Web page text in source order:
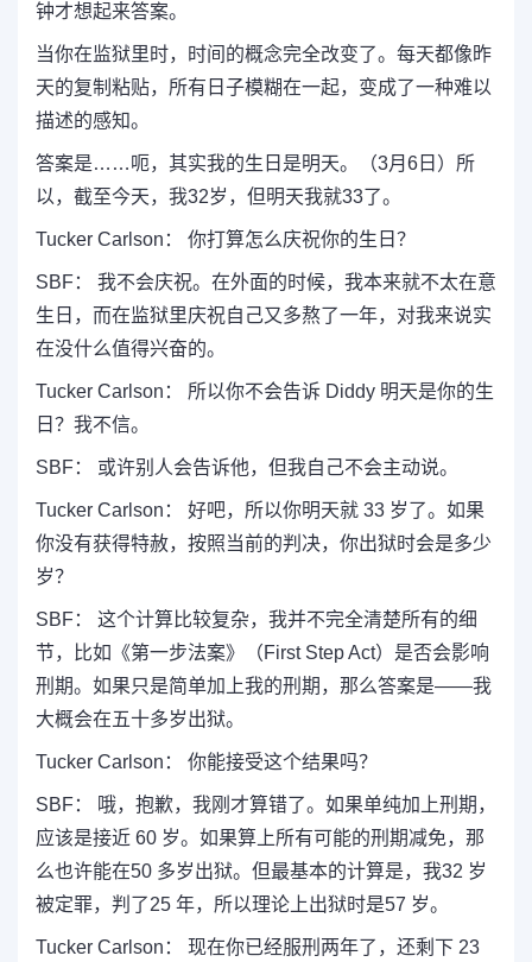
钟才想起来答案。
当你在监狱里时，时间的概念完全改变了。每天都像昨
天的复制粘贴，所有日子模糊在一起，变成了一种难以
描述的感知。
答案是……呃，其实我的生日是明天。（3月6日）所
以，截至今天，我32岁，但明天我就33了。
Tucker Carlson： 你打算怎么庆祝你的生日？
SBF： 我不会庆祝。在外面的时候，我本来就不太在意
生日，而在监狱里庆祝自己又多熬了一年，对我来说实
在没什么值得兴奋的。
Tucker Carlson： 所以你不会告诉 Diddy 明天是你的生
日？我不信。
SBF： 或许别人会告诉他，但我自己不会主动说。
Tucker Carlson： 好吧，所以你明天就 33 岁了。如果
你没有获得特赦，按照当前的判决，你出狱时会是多少
岁？
SBF： 这个计算比较复杂，我并不完全清楚所有的细
节，比如《第一步法案》（First Step Act）是否会影响
刑期。如果只是简单加上我的刑期，那么答案是——我
大概会在五十多岁出狱。
Tucker Carlson： 你能接受这个结果吗？
SBF： 哦，抱歉，我刚才算错了。如果单纯加上刑期，
应该是接近 60 岁。如果算上所有可能的刑期减免，那
么也许能在50 多岁出狱。但最基本的计算是，我32 岁
被定罪，判了25 年，所以理论上出狱时是57 岁。
Tucker Carlson： 现在你已经服刑两年了，还剩下 23